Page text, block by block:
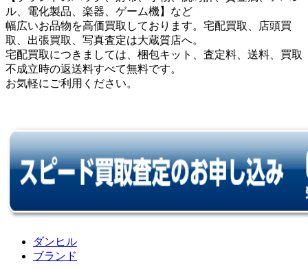
ル、電化製品、楽器、ゲーム機】など
幅広いお品物を高価買取しております。宅配買取、店頭買
取、出張買取、写真査定は大蔵質店へ。
宅配買取につきましては、梱包キット、査定料、送料、買取
不成立時の返送料すべて無料です。
お気軽にご利用ください。
ダンヒル
ブランド